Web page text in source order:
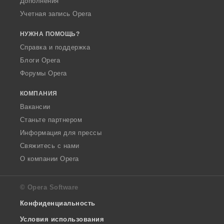
Учетная запись Opera
НУЖНА ПОМОЩЬ?
Справка и поддержка
Блоги Opera
Форумы Opera
КОМПАНИЯ
Вакансии
Станьте партнером
Информация для прессы
Свяжитесь с нами
О компании Opera
© Opera Software
Конфиденциальность
Условия использования